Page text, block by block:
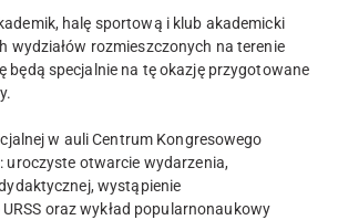
halę sportową i klub akademicki
wydziałów rozmieszczonych na terenie
będą specjalnie na tę okazję przygotowane
w auli Centrum Kongresowego
uroczyste otwarcie wydarzenia,
wystąpienie
oraz wykład popularnonaukowy